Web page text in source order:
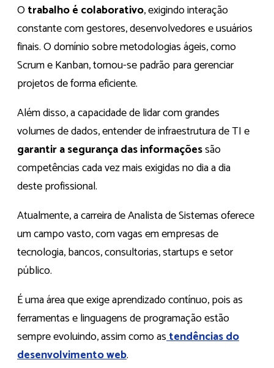
O trabalho é colaborativo, exigindo interação
constante com gestores, desenvolvedores e usuários
finais. O domínio sobre metodologias ágeis, como
Scrum e Kanban, tornou-se padrão para gerenciar
projetos de forma eficiente.
Além disso, a capacidade de lidar com grandes
volumes de dados, entender de infraestrutura de TI e
garantir a segurança das informaçõessão
competências cada vez mais exigidas no dia a dia
deste profissional.
Atualmente, a carreira de Analista de Sistemas oferece
um campo vasto, com vagas em empresas de
tecnologia, bancos, consultorias, startups e setor
público.
É uma área que exige aprendizado contínuo, pois as
ferramentas e linguagens de programação estão
sempre evoluindo, assim como astendências do
desenvolvimento web.